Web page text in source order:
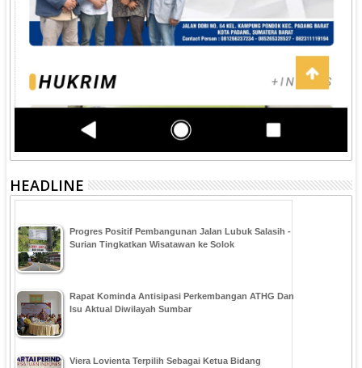
HEADLINE
Progres Positif Pembangunan Jalan Lubuk Salasih -
Surian Tingkatkan Wisatawan ke Solok
Rapat Kominda Antisipasi Perkembangan ATHG Dan
Isu Aktual Diwilayah Sumbar
Viera Lovienta Terpilih Sebagai Ketua Bidang